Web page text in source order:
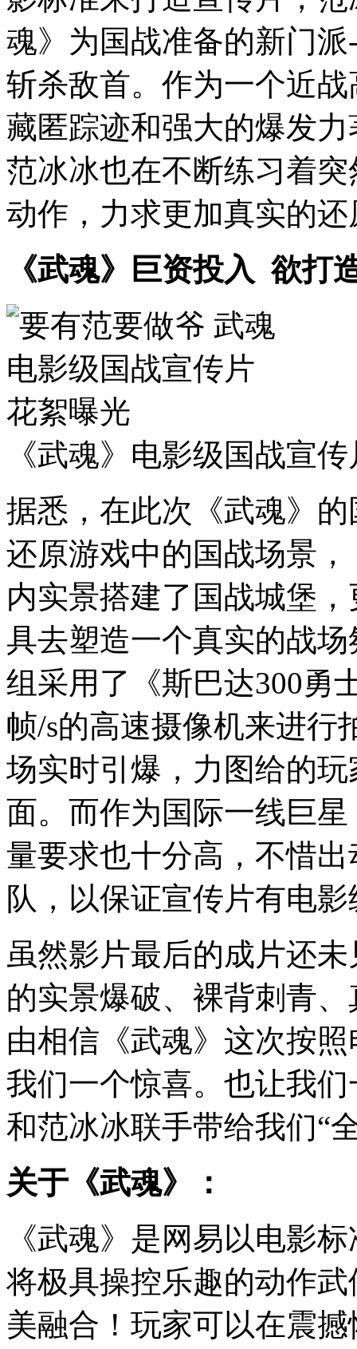
魂》为国战准备的新门
斩杀敌首。作为一个近
藏匿踪迹和强大的爆发
范冰冰也在不断练习着
动作，力求更加真实的
《武魂》巨资投入 欲打
《武魂》电影级国战宣
据悉，在此次《武魂》
还原游戏中的国战场景
内实景搭建了国战城堡
具去塑造一个真实的战
组采用了《斯巴达300勇
帧/s的高速摄像机来进行
场实时引爆，力图给的
面。而作为国际一线巨
量要求也十分高，不惜
队，以保证宣传片有电
虽然影片最后的成片还
的实景爆破、裸背刺青
由相信《武魂》这次按
我们一个惊喜。也让我
和范冰冰联手带给我们“
关于《武魂》：
《武魂》是网易以电影
将极具操控乐趣的动作
美融合！玩家可以在震